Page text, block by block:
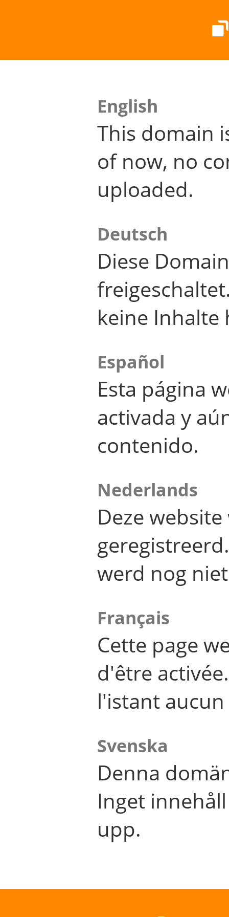
English
This domain
of now, no
uploaded.
Deutsch
Diese
keine Inhalte
Español
Esta página
activada y
contenido.
Nederlands
Deze
werd nog
Français
Cette page
d'être
l'istant
Svenska
Denna
Inget
upp.